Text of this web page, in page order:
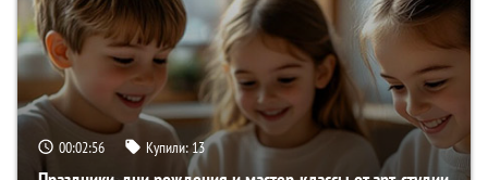
00:02:54 Купили: 13